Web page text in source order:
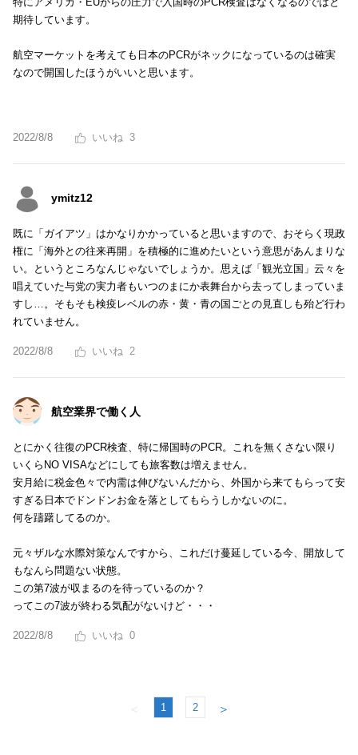
期待しています。
航空マーケットを考えても日本のPCRがネックになっているのは確実
なので開国したほうがいいと思います。
2022/8/8 3
ymitz12
既に「ガイアツ」はかなりかかっていると思いますので、おそらく現政
権に「海外との往来再開」を積極的に進めたいという意思があんまりな
い。というところなんじゃないでしょうか。思えば「観光立国」云々を
唱えていた与党の実力者もいつのまにか表舞台から去ってしまっていま
すし…。そもそも検疫レベルの赤・黄・青の国ごとの見直しも殆ど行わ
れていません。
2022/8/8 2
航空業界で働く人
とにかく往復のPCR検査、特に帰国時のPCR。これを無くさない限り
いくらNO VISAなどにしても旅客数は増えません。
安月給に税金色々で内需は伸びないんだから、外国から来てもらって安
すぎる日本でドンドンお金を落としてもらうしかないのに。
何を躊躇してるのか。
元々ザルな水際対策なんですから、これだけ蔓延している今、開放して
もなんら問題ない状態。
この第7波が収まるのを待っているのか？
ってこの7波が終わる気配がないけど・・・
2022/8/8 0
＜ 1 2 ＞